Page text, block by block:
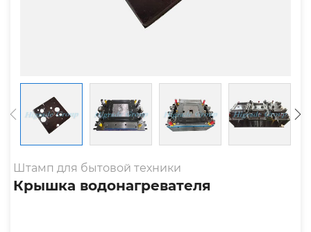
Штамп для бытовой техники
Крышка водонагревателя